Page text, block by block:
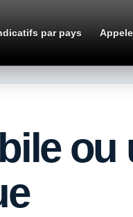
par pays
ou